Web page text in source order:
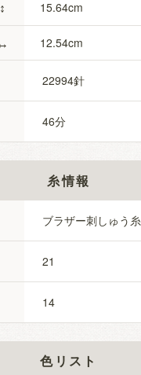
↕
15.64
12.54
22994
46
糸情報
ブラザー刺しゅう糸
21
14
色リスト